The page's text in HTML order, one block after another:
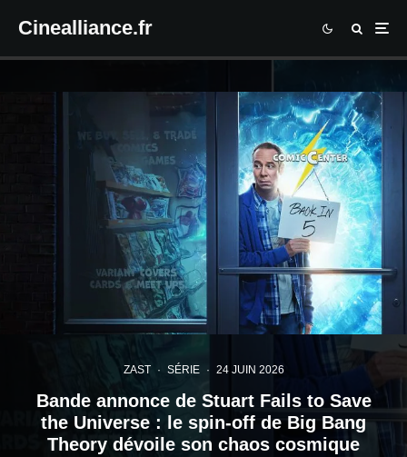
Cinealliance.fr
ZAST · SÉRIE · 24 JUIN 2026
Bande annonce de Stuart Fails to Save
the Universe : le spin-off de Big Bang
Theory dévoile son chaos cosmique